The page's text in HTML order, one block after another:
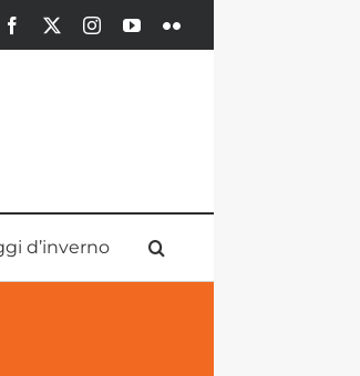
Facebook InstagramYouTubeFlickr
d’inverno